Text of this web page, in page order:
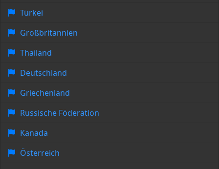
Türkei
Großbritannien
Thailand
Deutschland
Griechenland
Russische Föderation
Kanada
Österreich